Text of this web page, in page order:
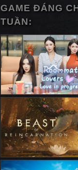
GAME ĐÁNG
TUẦN: